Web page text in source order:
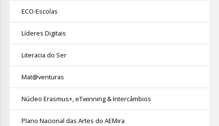
ECO-Escolas
Líderes Digitais
Literacia do Ser
Mat@venturas
Núcleo Erasmus+, eTwinning & Intercâmbios
Plano Nacional das Artes do AEMira